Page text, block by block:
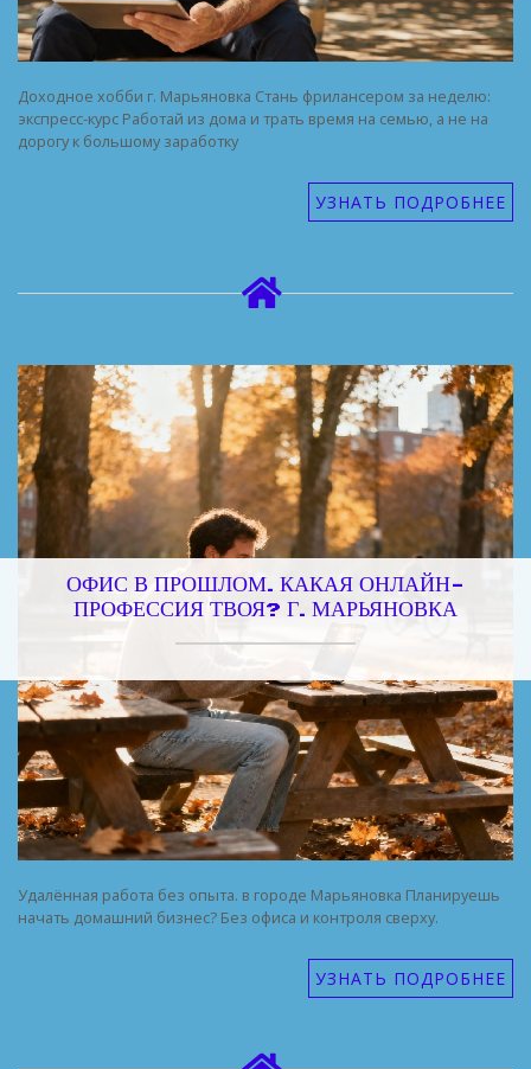
Доходное хобби г. Марьяновка Стань фрилансером за неделю:
экспресс-курс Работай из дома и трать время на семью, а не на
дорогу к большому заработку
УЗНАТЬ ПОДРОБНЕЕ
ОФИС В ПРОШЛОМ. КАКАЯ ОНЛАЙН-
ПРОФЕССИЯ ТВОЯ? Г. МАРЬЯНОВКА
Удалённая работа без опыта. в городе Марьяновка Планируешь
начать домашний бизнес? Без офиса и контроля сверху.
УЗНАТЬ ПОДРОБНЕЕ